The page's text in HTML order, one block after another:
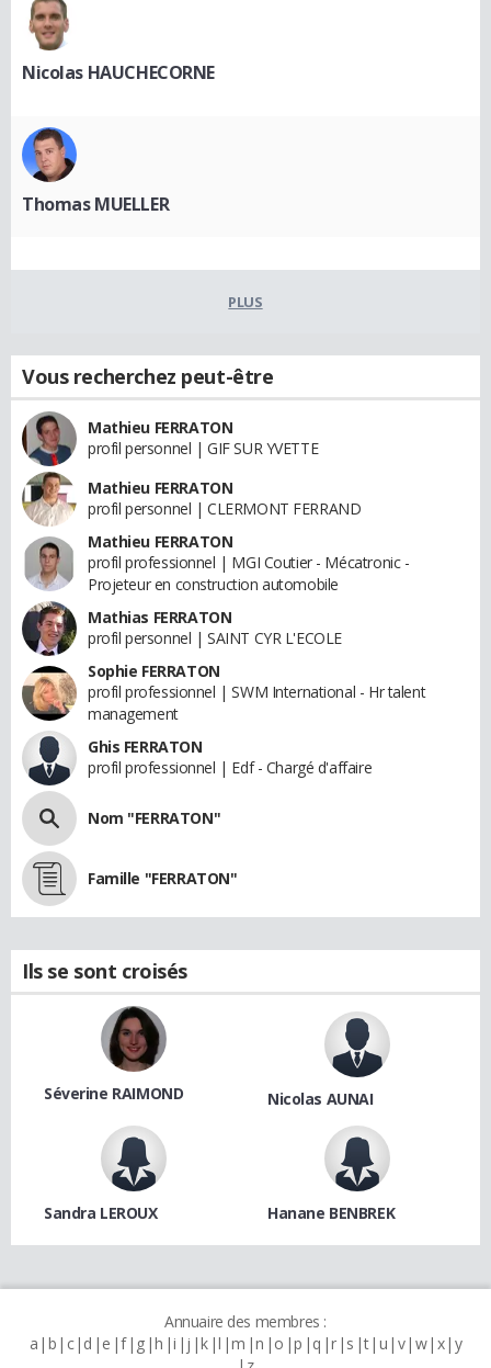
Nicolas HAUCHECORNE
Thomas MUELLER
PLUS
Vous recherchez peut-être
Mathieu FERRATON
profil personnel | GIF SUR YVETTE
Mathieu FERRATON
profil personnel | CLERMONT FERRAND
Mathieu FERRATON
profil professionnel | MGI Coutier - Mécatronic -
Projeteur en construction automobile
Mathias FERRATON
profil personnel | SAINT CYR L'ECOLE
Sophie FERRATON
profil professionnel | SWM International - Hr talent
management
Ghis FERRATON
profil professionnel | Edf - Chargé d'affaire
Nom "FERRATON"
Famille "FERRATON"
Ils se sont croisés
Séverine RAIMOND Nicolas AUNAI
Sandra LEROUX Hanane BENBREK
Annuaire des membres :
a b c d e f g h i j k l m n o p q r s t u v w x y